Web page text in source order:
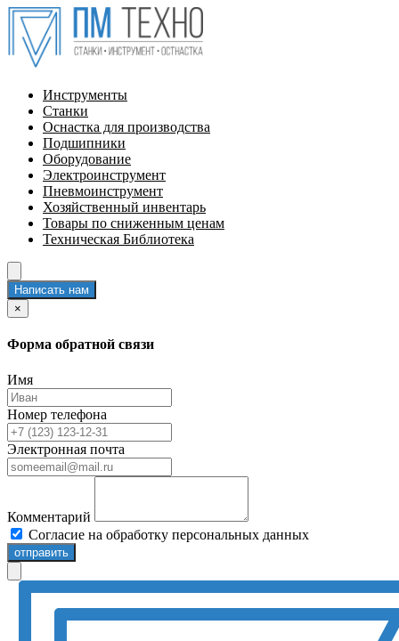
Инструменты
Станки
Оснастка для производства
Подшипники
Оборудование
Электроинструмент
Пневмоинструмент
Хозяйственный инвентарь
Товары по сниженным ценам
Техническая Библиотека
Написать нам
×
Форма обратной связи
Имя
Номер телефона
Электронная почта
Комментарий
Согласие на обработку персональных данных
отправить